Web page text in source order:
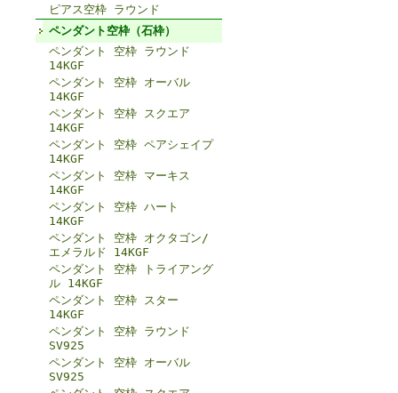
ピアス空枠 ラウンド
ペンダント空枠（石枠）
ペンダント 空枠 ラウンド
14KGF
ペンダント 空枠 オーバル
14KGF
ペンダント 空枠 スクエア
14KGF
ペンダント 空枠 ペアシェイプ
14KGF
ペンダント 空枠 マーキス
14KGF
ペンダント 空枠 ハート
14KGF
ペンダント 空枠 オクタゴン/
エメラルド 14KGF
ペンダント 空枠 トライアング
ル 14KGF
ペンダント 空枠 スター
14KGF
ペンダント 空枠 ラウンド
SV925
ペンダント 空枠 オーバル
SV925